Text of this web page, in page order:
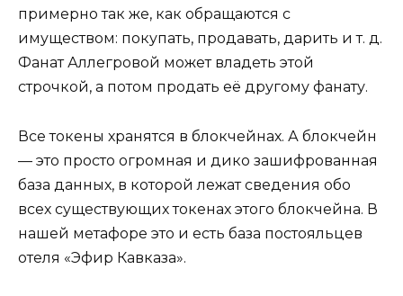
примерно так же, как обращаются с
имуществом: покупать, продавать, дарить и т. д.
Фанат Аллегровой может владеть этой
строчкой, а потом продать её другому фанату.
Все токены хранятся в блокчейнах. А блокчейн
— это просто огромная и дико зашифрованная
база данных, в которой лежат сведения обо
всех существующих токенах этого блокчейна. В
нашей метафоре это и есть база постояльцев
отеля «Эфир Кавказа».